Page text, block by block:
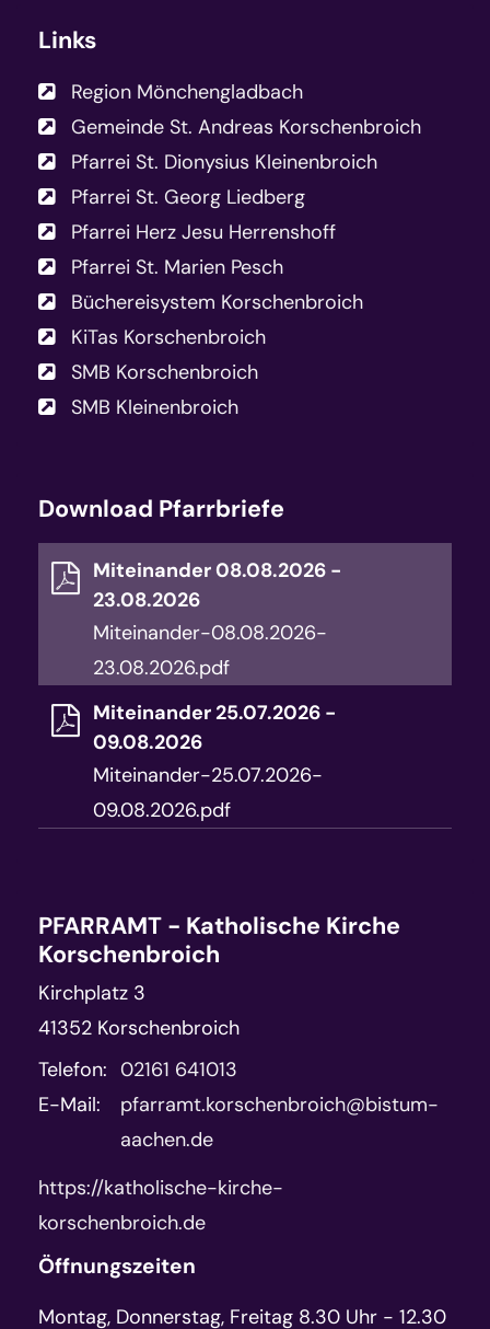
Links
Region Mönchengladbach
Gemeinde St. Andreas Korschenbroich
Pfarrei St. Dionysius Kleinenbroich
Pfarrei St. Georg Liedberg
Pfarrei Herz Jesu Herrenshoff
Pfarrei St. Marien Pesch
Büchereisystem Korschenbroich
KiTas Korschenbroich
SMB Korschenbroich
SMB Kleinenbroich
Download Pfarrbriefe
Miteinander 08.08.2026 -
23.08.2026
Miteinander-08.08.2026-
23.08.2026.pdf
Miteinander 25.07.2026 -
09.08.2026
Miteinander-25.07.2026-
09.08.2026.pdf
PFARRAMT - Katholische Kirche
Korschenbroich
Kirchplatz 3
41352 Korschenbroich
Telefon: 02161 641013
E-Mail:
pfarramt.korschenbroich@bistum-
aachen.de
https://katholische-kirche-
korschenbroich.de
Öffnungszeiten
Montag, Donnerstag, Freitag 8.30 Uhr - 12.30